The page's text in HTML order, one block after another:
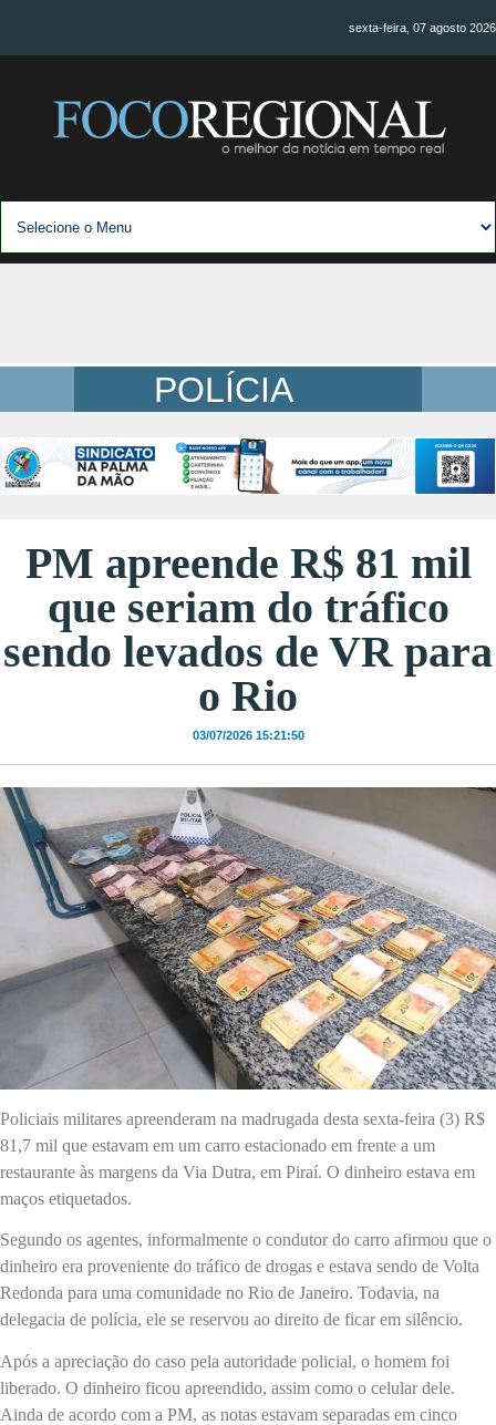
sexta-feira, 07 agosto 2026
POLÍCIA
PM apreende R$ 81 mil
que seriam do tráfico
sendo levados de VR para
o Rio
03/07/2026 15:21:50
Policiais militares apreenderam na madrugada desta sexta-feira (3) R$
81,7 mil que estavam em um carro estacionado em frente a um
restaurante às margens da Via Dutra, em Piraí. O dinheiro estava em
maços etiquetados.
Segundo os agentes, informalmente o condutor do carro afirmou que o
dinheiro era proveniente do tráfico de drogas e estava sendo de Volta
Redonda para uma comunidade no Rio de Janeiro. Todavia, na
delegacia de polícia, ele se reservou ao direito de ficar em silêncio.
Após a apreciação do caso pela autoridade policial, o homem foi
liberado. O dinheiro ficou apreendido, assim como o celular dele.
Ainda de acordo com a PM, as notas estavam separadas em cinco